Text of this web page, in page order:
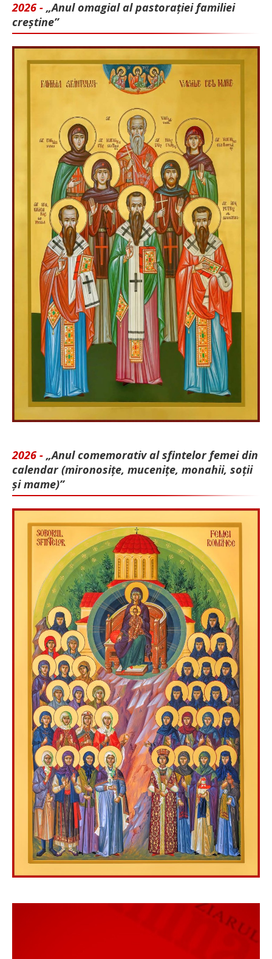
2026 - „Anul omagial al pastorației familiei
creștine”
2026 - „Anul comemorativ al sfintelor femei din
calendar (mironosițe, mu­cenițe, monahii, soții
și mame)”